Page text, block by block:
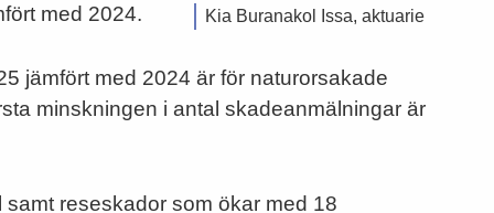
Kia Buranakol Issa, aktuarie
med 2024.
jämfört med 2024 är för naturorsakade
minskningen i antal skadeanmälningar är
reseskador som ökar med 18